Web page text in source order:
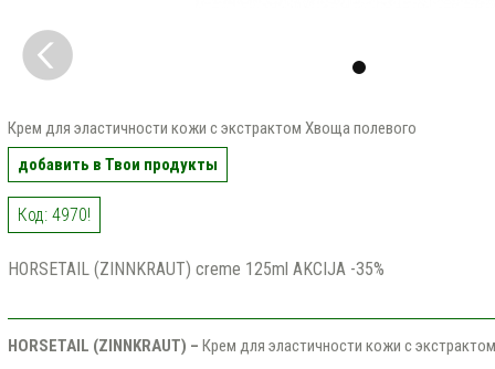
Крем для эластичности кожи с экстрактом Хвоща полевого
добавить в Твои продукты
Код: 4970!
HORSETAIL (ZINNKRAUT) creme 125ml AKCIJA -35%
HORSETAIL (ZINNKRAUT) – Крем для эластичности кожи с